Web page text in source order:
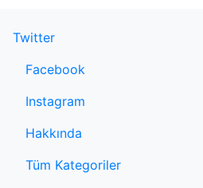
Twitter
Facebook
Instagram
Hakkında
Tüm Kategoriler